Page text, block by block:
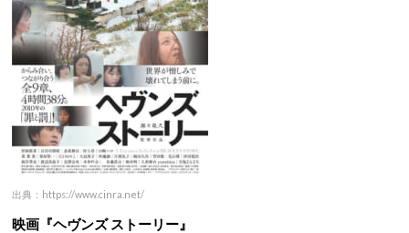
出典：https://www.cinra.net/
映画『ヘヴンズ ストーリー』